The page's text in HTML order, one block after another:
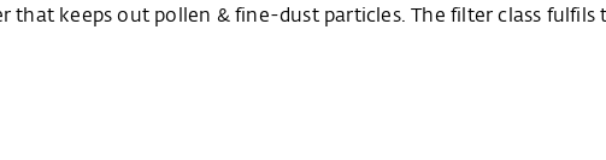
that keeps out pollen & fine-dust particles. The filter class